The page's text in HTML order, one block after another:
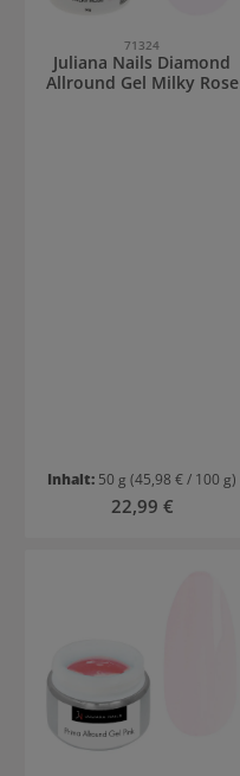
71324
Juliana Nails Diamond
Allround Gel Milky Rose
Inhalt: 50 g (45,98 € / 100 g)
Regulärer Preis:
22,99 €